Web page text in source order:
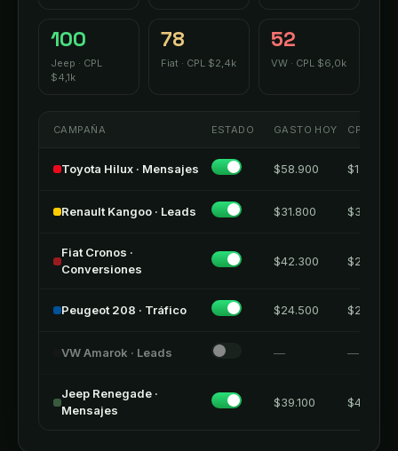
100
Jeep · CPL
$4,1k
78
Fiat · CPL $2,4k
52
VW · CPL $6,0k
CAMPAÑA ESTADO GASTO HOY CPL
Toyota Hilux · Mensajes $58.900 $1.980
Renault Kangoo · Leads $31.800 $3.120
Fiat Cronos ·
Conversiones
$42.300 $2.350
Peugeot 208 · Tráfico $24.500 $2.610
VW Amarok · Leads — —
Jeep Renegade ·
Mensajes
$39.100 $4.080